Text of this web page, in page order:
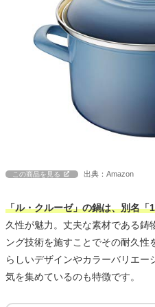
この商品を見る 出典：Amazon
「ル・クルーゼ」の鍋は、別名「
久性が魅力。丈夫な素材である鋳
ング技術を施すことでその耐久
らしいデザインやカラーバリエー
気を集めているのも特徴です。